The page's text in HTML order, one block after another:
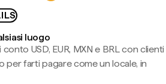
luogo
USD, EUR, MXN e BRL con clienti
per farti pagare come un locale, in